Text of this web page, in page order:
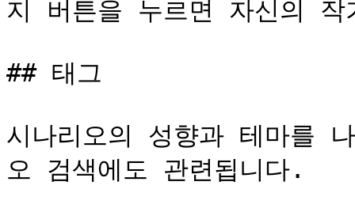
지 버튼을 누르면 자신의
## 태그
시나리오의 성향과 테마를
오 검색에도 관련됩니다.